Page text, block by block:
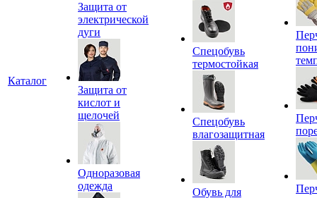
Каталог
Защита от
электрической
дуги
Защита от
кислот и
щелочей
Одноразовая
одежда
Спецобувь
термостойкая
Спецобувь
влагозащитная
Обувь для